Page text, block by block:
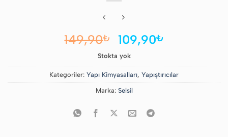
149,90₺
Orijinal
fiyat:
149,90₺.
109,90₺Şu
fiyat:
109,90₺.
Stokta yok
Kategoriler: Yapı Kimyasalları, Yapıştırıcılar
Marka: Selsil